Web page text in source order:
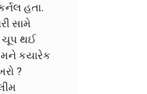
હતા.
સામે
ચૂપ થઈ
કયારેક
?